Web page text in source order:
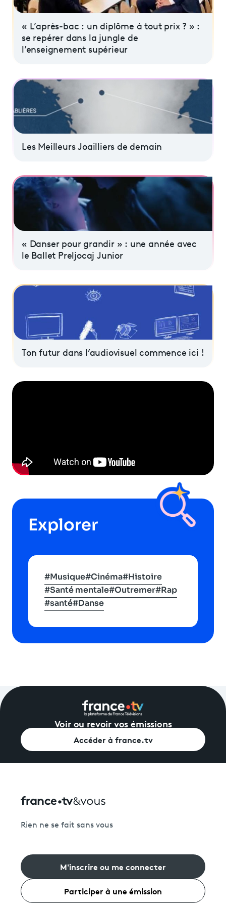
Avantages fidélité
Programme
« L’après-bac : un diplôme à tout prix ? » :
se repérer dans la jungle de
l’enseignement supérieur
Les Meilleurs Joailliers de demain
« Danser pour grandir » : une année avec
le Ballet Preljocaj Junior
Ton futur dans l’audiovisuel commence ici !
Explorer
#Musique#Cinéma#Histoire
#Santé mentale#Outremer#Rap
#santé#Danse
Voir ou revoir vos émissions
Accéder à france.tv
Rien ne se fait sans vous
M'inscrire ou me connecter
Participer à une émission